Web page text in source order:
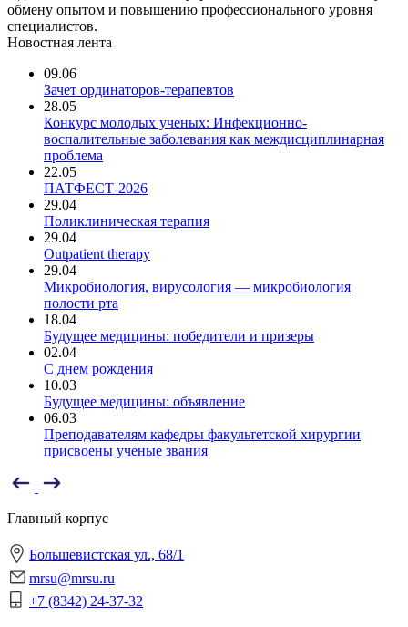
обмену опытом и повышению профессионального уровня
специалистов.
Новостная лента
09.06
Зачет ординаторов-терапевтов
28.05
Конкурс молодых ученых: Инфекционно-
воспалительные заболевания как междисциплинарная
проблема
22.05
ПАТФЕСТ-2026
29.04
Поликлиническая терапия
29.04
Outpatient therapy
29.04
Микробиология, вирусология — микробиология
полости рта
18.04
Будущее медицины: победители и призеры
02.04
С днем рождения
10.03
Будущее медицины: объявление
06.03
Преподавателям кафедры факультетской хирургии
присвоены ученые звания
Главный корпус
Большевистская ул., 68/1
mrsu@mrsu.ru
+7 (8342) 24-37-32